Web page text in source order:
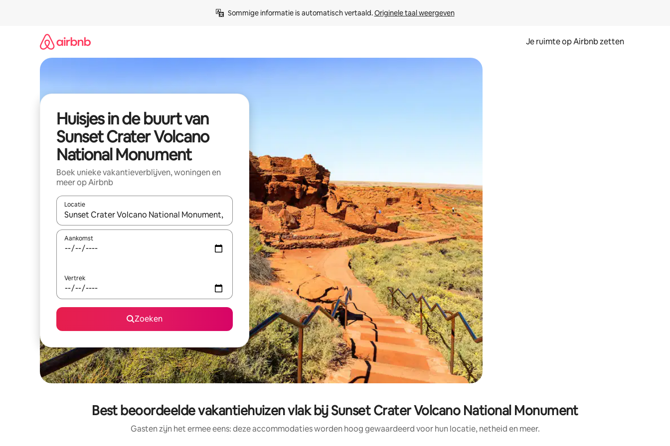
Sommige informatie is automatisch vertaald. Originele taal weergeven
Je ruimte op Airbnb zetten
Huisjes in de buurt van
Sunset Crater Volcano
National Monument
Boek unieke vakantieverblijven, woningen en
meer op Airbnb
Locatie
Wanneer er suggesties beschikbaar zijn, maak je een keuze met je de pijltjestoetsen omhoog en omlaag, óf door te tikken of swipen.
Aankomst
Vertrek
Zoeken
Best beoordeelde vakantiehuizen vlak bij Sunset Crater Volcano National Monument
Gasten zijn het ermee eens: deze accommodaties worden hoog gewaardeerd voor hun locatie, netheid en meer.